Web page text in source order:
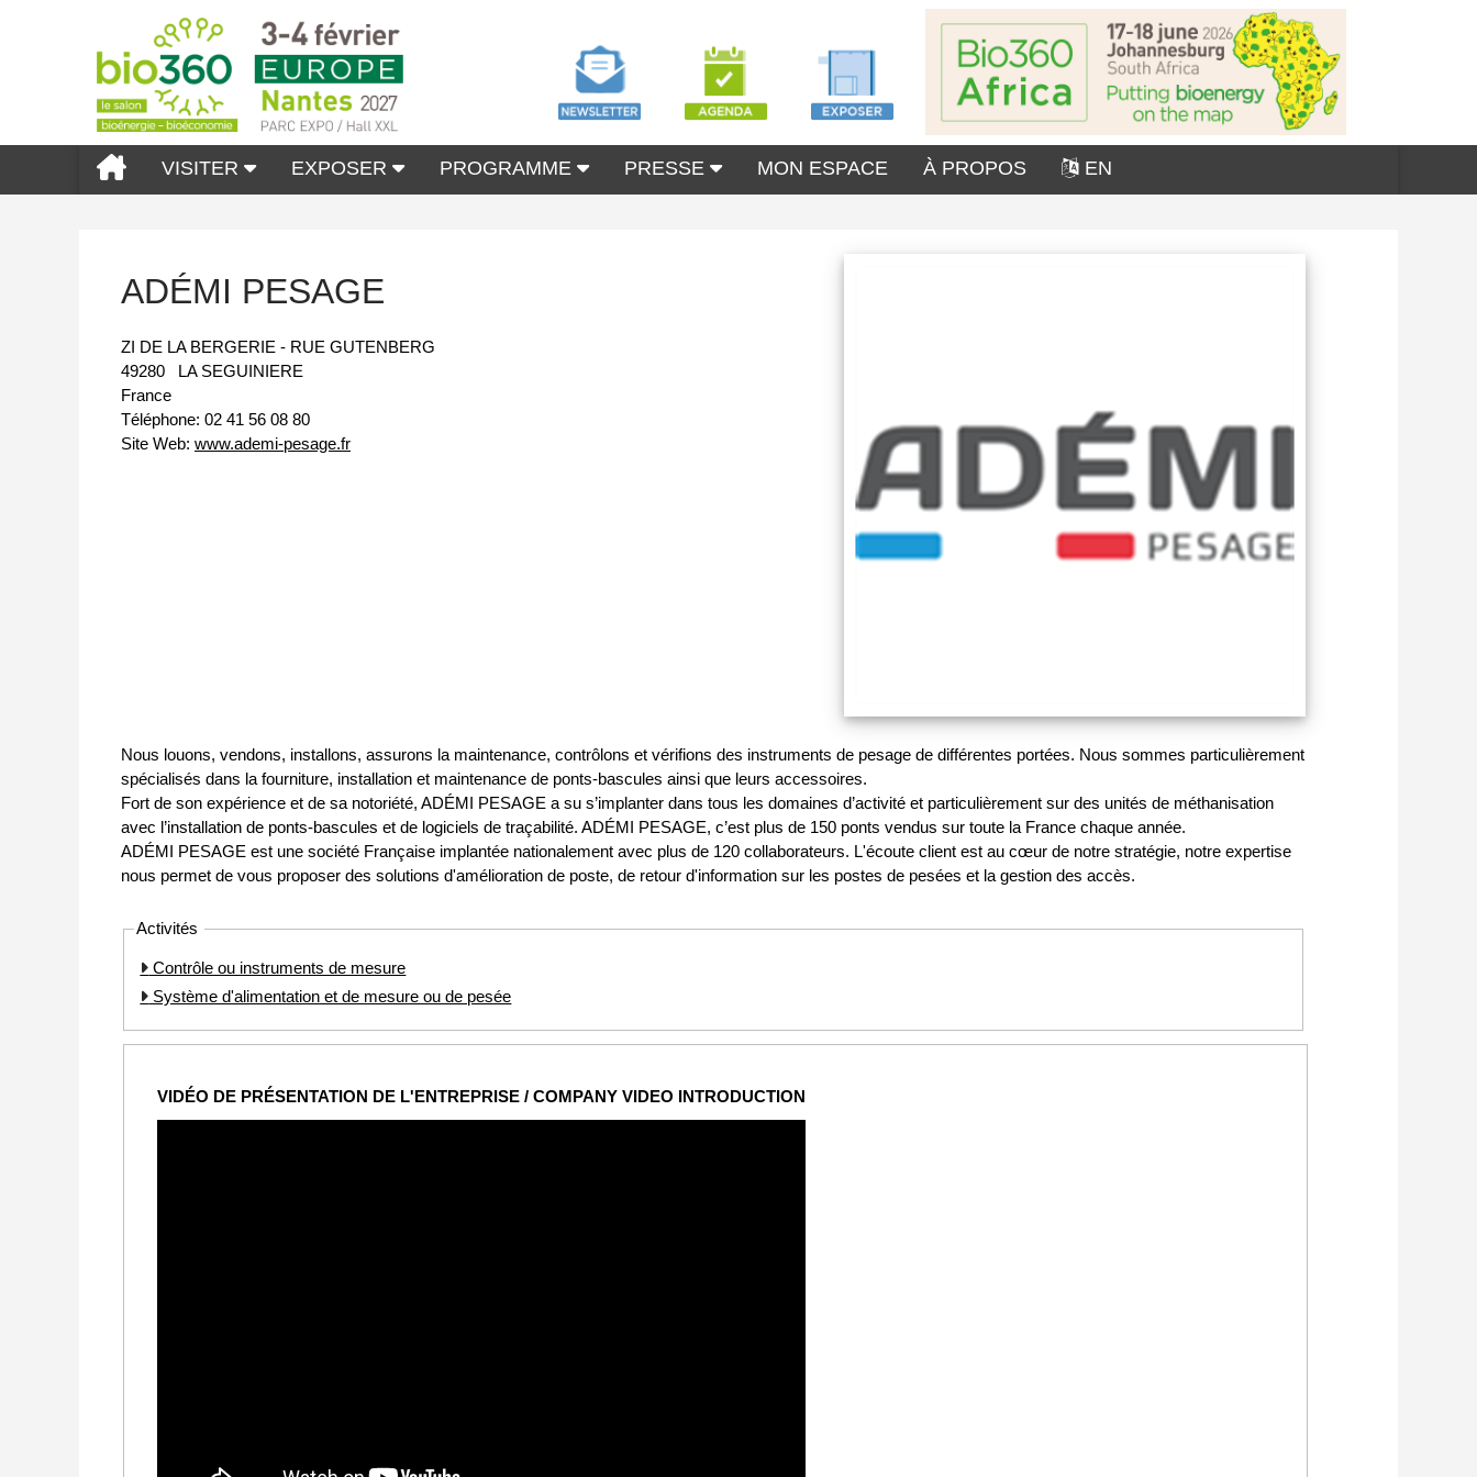
VISITER EXPOSER PROGRAMME PRESSE MON ESPACE À PROPOS EN
ADÉMI PESAGE
ZI DE LA BERGERIE - RUE GUTENBERG
49280
LA SEGUINIERE
France
Téléphone: 02 41 56 08 80
Site Web: www.ademi-pesage.fr
Nous louons, vendons, installons, assurons la maintenance, contrôlons et vérifions des instruments de pesage de différentes portées. Nous sommes particulièrement
spécialisés dans la fourniture, installation et maintenance de ponts-bascules ainsi que leurs accessoires.
Fort de son expérience et de sa notoriété, ADÉMI PESAGE a su s’implanter dans tous les domaines d’activité et particulièrement sur des unités de méthanisation
avec l’installation de ponts-bascules et de logiciels de traçabilité. ADÉMI PESAGE, c’est plus de 150 ponts vendus sur toute la France chaque année.
ADÉMI PESAGE est une société Française implantée nationalement avec plus de 120 collaborateurs. L'écoute client est au cœur de notre stratégie, notre expertise
nous permet de vous proposer des solutions d'amélioration de poste, de retour d'information sur les postes de pesées et la gestion des accès.
Activités
Contrôle ou instruments de mesure
Système d'alimentation et de mesure ou de pesée
VIDÉO DE PRÉSENTATION DE L'ENTREPRISE / COMPANY VIDEO INTRODUCTION